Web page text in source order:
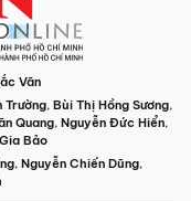
Văn
Trường, Bùi Thị Hồng Sương,
Quang, Nguyễn Đức Hiển,
Bảo
, Nguyễn Chiến Dũng,